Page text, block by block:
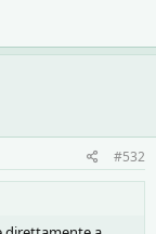
#532